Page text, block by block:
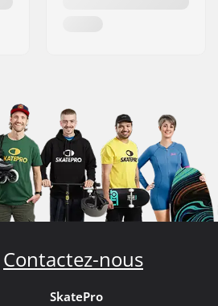
Contactez-nous
SkatePro